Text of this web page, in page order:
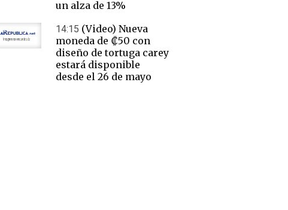
un alza de 13%
14:15 (Video) Nueva
moneda de ₡50 con
diseño de tortuga carey
estará disponible
desde el 26 de mayo